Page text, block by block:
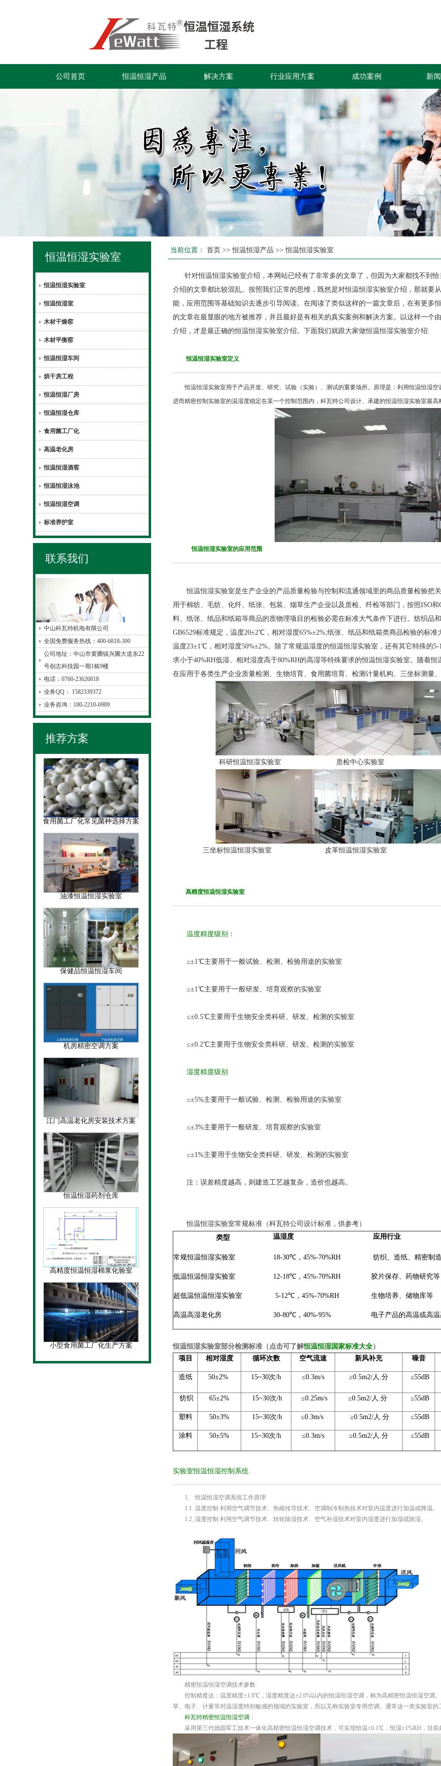
公司首页 恒温恒湿产品 解决方案 行业应用方案 成功案例 新
恒温恒湿实验室
恒温恒湿实验室
恒温恒湿室
木材干燥窑
木材平衡窑
恒温恒湿车间
烘干房工程
恒温恒湿厂房
恒温恒湿仓库
食用菌工厂化
高温老化房
恒温恒湿酒窖
恒温恒湿泳池
恒温恒湿空调
标准养护室
联系我们
中山科瓦特机电有限公司
全国免费服务热线：400-6818-300
公司地址：中山市黄圃镇兴圃大道东22
号创志科技园一期1栋9楼
电话：0760-23626818
业务QQ： 1582339372
业务咨询：180-2210-6989
推荐方案
食用菌工厂化常见菌种选择方案
油漆恒温恒湿实验室
保健品恒温恒湿车间
机房精密空调方案
江门高温老化房安装技术方案
恒温恒湿药剂仓库
高精度恒温恒湿棉浆化验室
小型食用菌工厂化生产方案
当前位置： 首页 >>恒温恒湿产品 >>恒温恒湿实验室
针对恒温恒湿实验室介绍，本网站已经有了非常多的文章了，但因为大家都找不到
介绍的文章都比较混乱。按照我们正常的思维，既然是对恒温恒湿实验室介绍，那就要
能，应用范围等基础知识去逐步引导阅读。在阅读了类似这样的一篇文章后，在有更多
的文章在最显眼的地方被推荐，并且最好是有相关的真实案例和解决方案。以这样一个
介绍，才是最正确的恒温恒湿实验室介绍。下面我们就跟大家做恒温恒湿实验室介绍:
恒温恒湿实验室定义
恒温恒湿实验室用于产品开发、研究、试验（实验）、测试的重要场所。原理是：利用恒温恒湿空
进而精密控制实验室的温湿度稳定在某一个控制范围内，科瓦特公司设计、承建的恒温恒湿实验室最高
恒温恒湿实验室的应用范围
恒温恒湿实验室是生产企业的产品质量检验与控制和流通领域里的商品质量检验把
用于棉纺、毛纺、化纤、纸张、包装、烟草生产企业以及质检、纤检等部门，按照ISO
料、纸张、纸品和纸箱等商品的质物理项目的检验必需在标准大气条件下进行。纺织品
GB6529标准规定，温度20±2℃，相对湿度65%±2%;纸张、纸品和纸箱类商品检验的标准
温度23±1℃，相对湿度50%±2%。除了常规温湿度的恒温恒湿实验室，还有其它特殊的
求小于40%RH低湿、相对湿度高于80%RH的高湿等特殊要求的恒温恒湿实验室。随着
在应用于各类生产企业质量检测、生物培育、食用菌培育、检测计量机构、三坐标测量、
科研恒温恒湿实验室 质检中心实验室
三坐标恒温恒湿实验室 皮革恒温恒湿实验室 纺
高精度恒温恒湿实验室
温度精度级别 ：
≥±1℃主要用于一般试验、检测、检验用途的实验室
≤±1℃主要用于一般研发、培育观察的实验室
≤±0.5℃主要用于生物安全类科研、研发、检测的实验室
≤±0.2℃主要用于生物安全类科研、研发、检测的实验室
湿度精度级别
≤±5%主要用于一般试验、检测、检验用途的实验室
≤±3%主要用于一般研发、培育观察的实验室
≤±1%主要用于生物安全类科研、研发、检测的实验室
注：误差精度越高，则建造工艺越复杂，造价也越高。
恒温恒湿实验室常规标准（科瓦特公司设计标准，供参考）
类型
温湿度 应用行业
常规恒温恒湿实验室 18-30℃，45%-70%RH 纺织、造纸、精密制
低温恒温恒湿实验室 12-18℃，45%-70%RH 胶片保存、药物研究等
超低温恒温恒湿实验室 5-12℃，45%-70%RH 生物培养、储物库等
高温高湿老化房 30-80℃，40%-95% 电子产品的高温或高
恒温恒湿实验室部分检测标准（点击可了解恒温恒湿国家标准大全）
项目
相对湿度 循环次数 空气流速 新风补充 噪音
造纸 50±2% 15~30次/h ≤0.3m/s ≥0.5m2/人.分 ≤55dB
纺织 65±2% 15~30次/h ≤0.25m/s ≥0.5m2/人.分 ≤55dB
塑料 50±3% 15~30次/h ≤0.3m/s ≥0.5m2/人.分 ≤55dB
涂料 50±5% 15~30次/h ≤0.3m/s ≥0.5m2/人.分 ≤55dB
实验室恒温恒湿控制系统
1、 恒温恒湿空调系统工作原理
1.1. 温度控制 利用空气调节技术、热能传导技术、空调制冷制热技术对室内温度进行加温或降温。
1.2. 湿度控制 利用空气调节技术、转轮除湿技术、空气补湿技术对室内湿度进行加湿或除湿。
精密恒温恒湿空调技术参数:
控制精度达：温度精度±1.0℃，湿度精度达±2.0%以内的恒温恒湿空调，称为高精密恒温恒湿空调
草、电子、计量等对温湿度特别敏感的领域的实验室，所以又称实验室专用空调。通常这一类实验室的
科瓦特精密恒温恒湿空调 ：
采用第三代德国军工技术一体化高精密恒温恒湿空调技术，可实现恒温±0.1℃，恒湿±1%RH，目前